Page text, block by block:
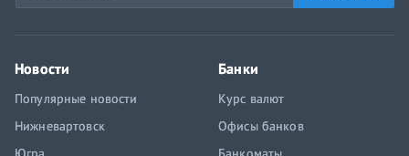
Новости
Популярные новости
Нижневартовск
Банки
Курс валют
Офисы банков